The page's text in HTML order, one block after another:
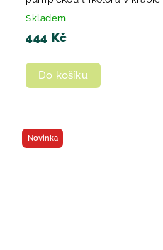
Skladem
444 Kč
Do košíku
Novinka